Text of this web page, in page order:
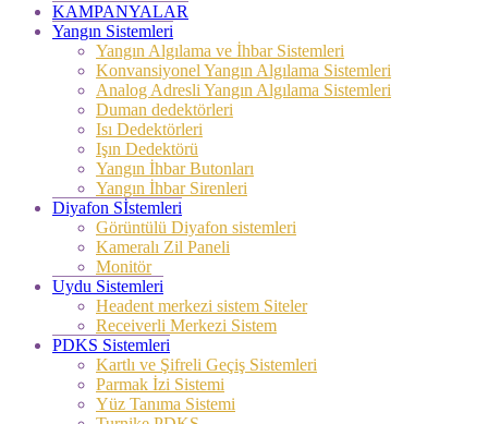
KAMPANYALAR
Yangın Sistemleri
Yangın Algılama ve İhbar Sistemleri
Konvansiyonel Yangın Algılama Sistemleri
Analog Adresli Yangın Algılama Sistemleri
Duman dedektörleri
Isı Dedektörleri
Işın Dedektörü
Yangın İhbar Butonları
Yangın İhbar Sirenleri
Diyafon Sİstemleri
Görüntülü Diyafon sistemleri
Kameralı Zil Paneli
Monitör
Uydu Sistemleri
Headent merkezi sistem Siteler
Receiverli Merkezi Sistem
PDKS Sistemleri
Kartlı ve Şifreli Geçiş Sistemleri
Parmak İzi Sistemi
Yüz Tanıma Sistemi